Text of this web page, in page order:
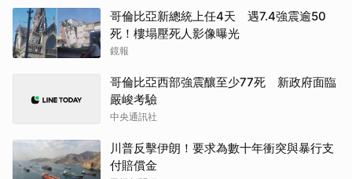
哥倫比亞新總統上任4天 遇7.4強震逾50
死！樓塌壓死人影像曝光
鏡報
哥倫比亞西部強震釀至少77死 新政府面臨
嚴峻考驗
中央通訊社
川普反擊伊朗！要求為數十年衝突與暴行支
付賠償金